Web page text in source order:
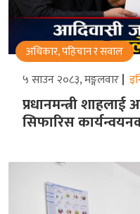
अधिकार, पहिचान र सवाल
५ साउन २०८३, मङ्गलवार
प्रधानमन्त्री
सिफारिस